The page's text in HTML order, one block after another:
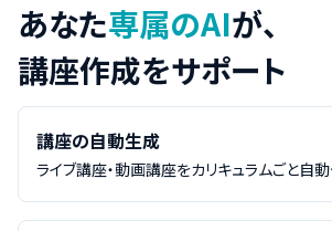
あなた専属のAIが、
講座作成をサポート
講座の自動生成
ライブ講座・動画講座をカリキュラムごと自